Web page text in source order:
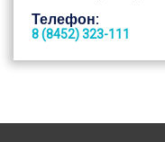
Телефон:
8 (8452) 323-111